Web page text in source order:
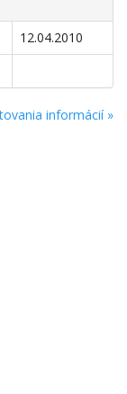
12.04.2010
informácií »